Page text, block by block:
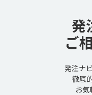
発
ご
発注ナ
徹底
お気